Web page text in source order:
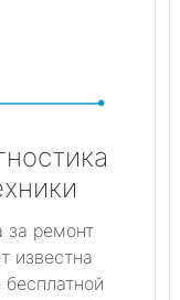
за ремонт
известна
бесплатной